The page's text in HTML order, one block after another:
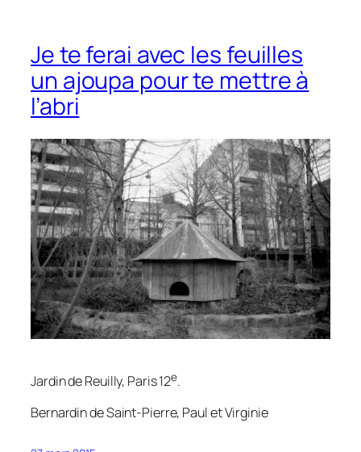
Je te ferai avec les feuilles
un ajoupa pour te mettre à
l’abri
Jardin de Reuilly, Paris 12e.
Bernardin de Saint-Pierre, Paul et Virginie